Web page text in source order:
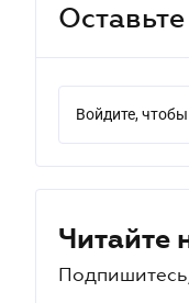
Войдите,
Читайте